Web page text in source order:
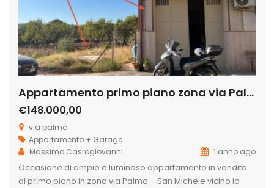
Appartamento primo piano zona via Palma
€148.000,00
via palma
Appartamento + Garage
Massimo Casrogiovanni
1 anno ago
Occasione di ampio e luminoso appartamento in vendita
al primo piano in zona via Palma – San Michele vicino la